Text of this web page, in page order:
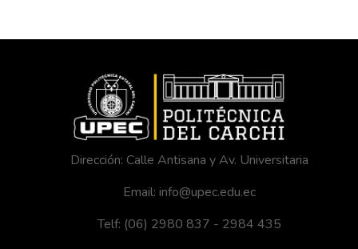
Dirección: Calle Antisana y Av. Universitaria
Email: info@upec.edu.ec
Telf: (06) 2980 837 - 2984 435